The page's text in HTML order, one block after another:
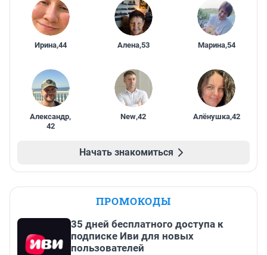
Ирина,44 Алена,53 Марина,54
Александр,
42
New,42 Алёнушка,42
Начать знакомиться
ПРОМОКОДЫ
35 дней бесплатного доступа к
подписке Иви для новых
пользователей